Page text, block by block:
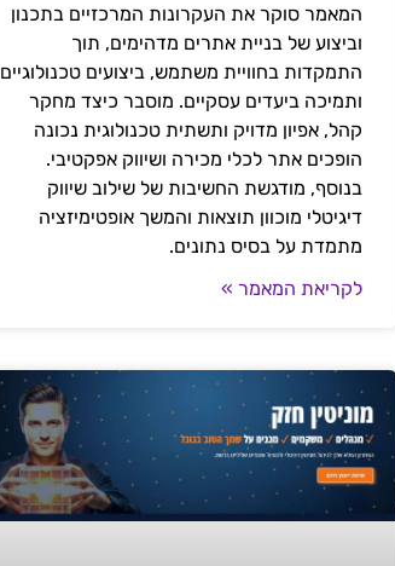
המאמר סוקר את העקרונות המרכזיים בתכנון
וביצוע של בניית אתרים מדהימים, תוך
התמקדות בחוויית משתמש, ביצועים טכנולוגיים
ותמיכה ביעדים עסקיים. מוסבר כיצד מחקר
קהל, אפיון מדויק ותשתית טכנולוגית נכונה
הופכים אתר לכלי מכירה ושיווק אפקטיבי.
בנוסף, מודגשת החשיבות של שילוב שיווק
דיגיטלי מוכוון תוצאות והמשך אופטימיזציה
מתמדת על בסיס נתונים.
לקריאת המאמר »